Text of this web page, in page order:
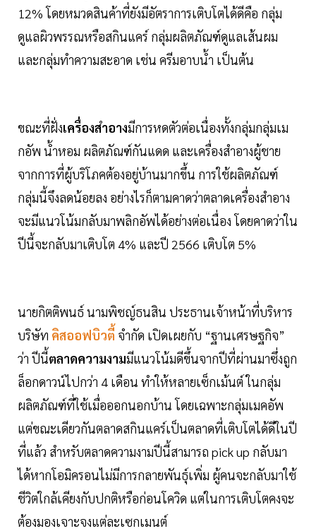
12% โดยหมวดสินค้าที่ยังมีอัตราการเติบโตได้ดีคือ กลุ่ม
ดูแลผิวพรรณหรือสกินแคร์ กลุ่มผลิตภัณฑ์ดูแลเส้นผม
และกลุ่มทำความสะอาด เช่น ครีมอาบน้ำ เป็นต้น
ขณะที่ฝั่งเครื่องสำอางมีการหดตัวต่อเนื่องทั้งกลุ่มกลุ่มเม
กอัพ น้ำหอม ผลิตภัณฑ์กันแดด และเครื่องสำอางผู้ชาย
จากการที่ผู้บริโภคต้องอยู่บ้านมากขึ้น การใช้ผลิตภัณฑ์
กลุ่มนี้จึงลดน้อยลง อย่างไรก็ตามคาดว่าตลาดเครื่องสำอาง
จะมีแนวโน้มกลับมาพลิกอัพได้อย่างต่อเนื่อง โดยคาดว่าใน
ปีนี้จะกลับมาเติบโต 4% และปี 2566 เติบโต 5%
นายกิตติพนธ์ นามพิชญ์ธนสิน ประธานเจ้าหน้าที่บริหาร
บริษัท คิสออฟบิวตี้ จำกัด เปิดเผยกับ “ฐานเศรษฐกิจ”
ว่า ปีนี้ตลาดความงามมีแนวโน้มดีขึ้นจากปีที่ผ่านมาซึ่งถูก
ล็อกดาวน์ไปกว่า 4 เดือน ทำให้หลายเซ็กเม้นต์ ในกลุ่ม
ผลิตภัณฑ์ที่ใช้เมื่อออกนอกบ้าน โดยเฉพาะกลุ่มเมคอัพ
แต่ขณะเดียวกันตลาดสกินแคร์เป็นตลาดที่เติบโตได้ดีในปี
ที่แล้ว สำหรับตลาดความงามปีนี้สามารถ pick up กลับมา
ได้หากโอมิครอนไม่มีการกลายพันธุ์เพิ่ม ผู้คนจะกลับมาใช้
ชีวิตใกล้เคียงกับปกติหรือก่อนโควิด แต่ในการเติบโตคงจะ
ต้องมองเจาะจงแต่ละเซกเมนต์